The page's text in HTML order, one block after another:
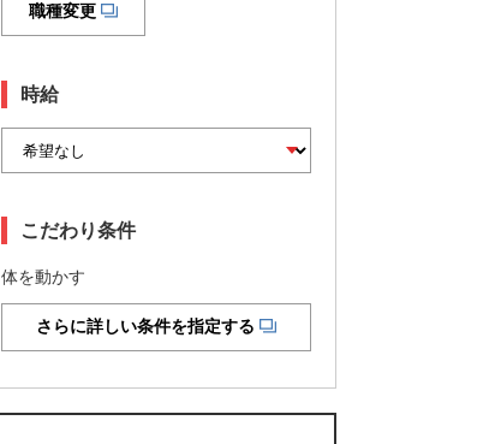
職種変更
時給
こだわり条件
体を動かす
さらに詳しい条件を指定する